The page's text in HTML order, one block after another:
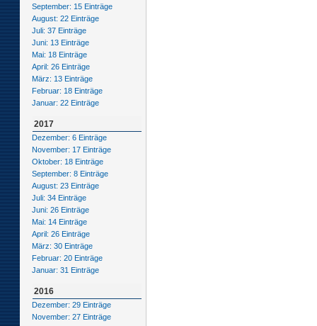
September: 15 Einträge
August: 22 Einträge
Juli: 37 Einträge
Juni: 13 Einträge
Mai: 18 Einträge
April: 26 Einträge
März: 13 Einträge
Februar: 18 Einträge
Januar: 22 Einträge
2017
Dezember: 6 Einträge
November: 17 Einträge
Oktober: 18 Einträge
September: 8 Einträge
August: 23 Einträge
Juli: 34 Einträge
Juni: 26 Einträge
Mai: 14 Einträge
April: 26 Einträge
März: 30 Einträge
Februar: 20 Einträge
Januar: 31 Einträge
2016
Dezember: 29 Einträge
November: 27 Einträge